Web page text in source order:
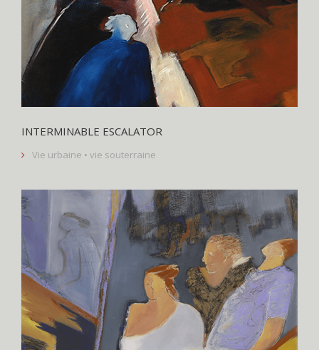
INTERMINABLE ESCALATOR
Vie urbaine • vie souterraine